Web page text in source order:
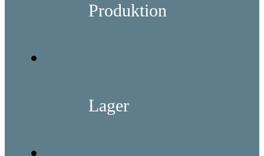
Produktion
Lager